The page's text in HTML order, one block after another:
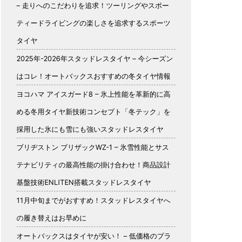
– 走りへのこだわりを追求！ツーリングやスポー
ティードライビングの楽しさを追求するスポーツ
タイヤ
2025年-2026年スタッドレスタイヤ – 今シーズン
はコレ！オートバックスおすすめの冬タイヤ情報
ヨコハマ アイスガード8 – 氷上性能を革新的に高
める冬用タイヤ新技術コンセプト「冬テック」を
採用した氷にも雪にも強いスタッドレスタイヤ
ブリヂストン ブリザックWZ-1 – 氷雪性能とサス
テナビリティの最高性能の掛け合わせ！商品設計
基盤技術ENLITEN搭載スタッドレスタイヤ
11月中旬までがおすすめ！スタッドレスタイヤへ
の履き替えはお早めに
オートバックスはタイヤが安い！ – 低価格のプラ